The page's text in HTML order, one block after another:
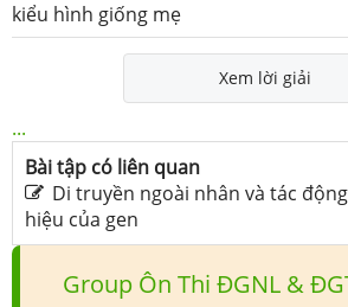
kiểu hình giống mẹ
Xem lời giải
...
Bài tập có liên quan
Di truyền ngoài nhân và tác
hiệu của gen
Group Ôn Thi ĐGNL &